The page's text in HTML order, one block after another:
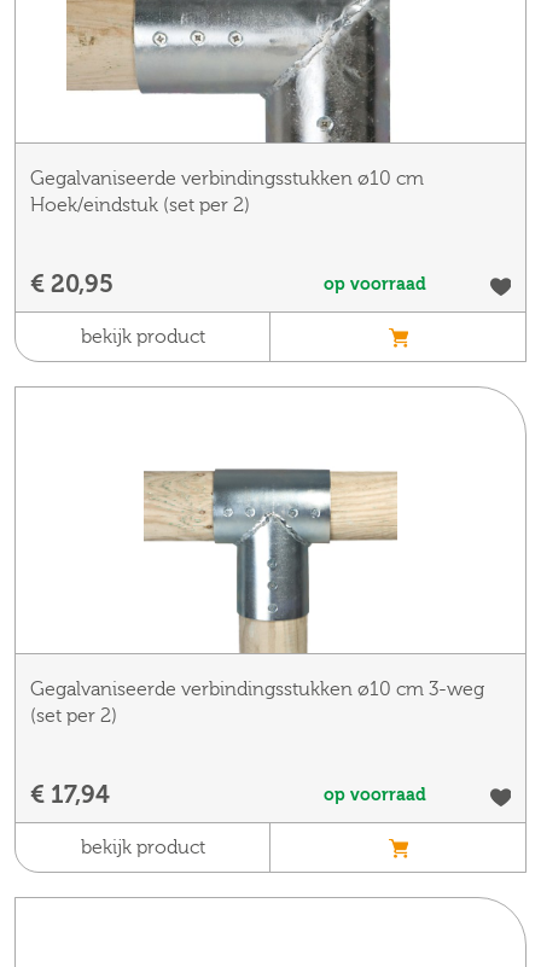
Gegalvaniseerde verbindingsstukken ø10 cm
Hoek/eindstuk (set per 2)
€ 20,95 op voorraad
bekijk product
Gegalvaniseerde verbindingsstukken ø10 cm 3-weg
(set per 2)
€ 17,94 op voorraad
bekijk product